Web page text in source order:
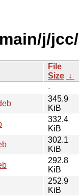
j/jcc/
File
Size ↓
-
345.9
KiB
332.4
KiB
302.1
KiB
292.8
KiB
252.9
KiB